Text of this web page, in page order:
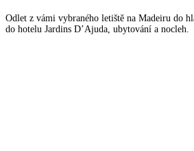
Odlet z vámi vybraného letiště na Madeiru do
do hotelu Jardins D’Ajuda, ubytování a nocleh.